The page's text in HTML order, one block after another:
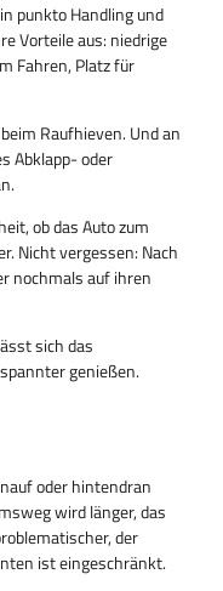
punkto Handling und
Vorteile aus: niedrige
Fahren, Platz für
Raufhieven. Und an
Abklapp- oder
ob das Auto zum
Nicht vergessen: Nach
nochmals auf ihren
sich das
genießen.
oder hintendran
wird länger, das
der
ist eingeschränkt.